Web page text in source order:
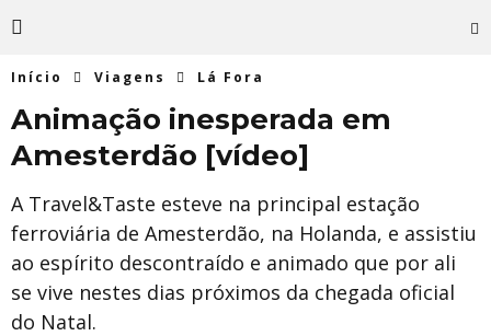
Início Viagens Lá Fora
Animação inesperada em
Amesterdão [vídeo]
A Travel&Taste esteve na principal estação
ferroviária de Amesterdão, na Holanda, e assistiu
ao espírito descontraído e animado que por ali
se vive nestes dias próximos da chegada oficial
do Natal.